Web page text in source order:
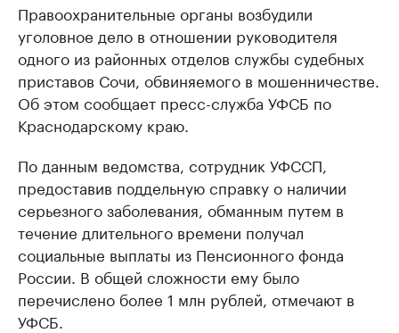
Правоохранительные органы возбудили
уголовное дело в отношении руководителя
одного из районных отделов службы судебных
приставов Сочи, обвиняемого в мошенничестве.
Об этом сообщает пресс-служба УФСБ по
Краснодарскому краю.
По данным ведомства, сотрудник УФССП,
предоставив поддельную справку о наличии
серьезного заболевания, обманным путем в
течение длительного времени получал
социальные выплаты из Пенсионного фонда
России. В общей сложности ему было
перечислено более 1 млн рублей, отмечают в
УФСБ.